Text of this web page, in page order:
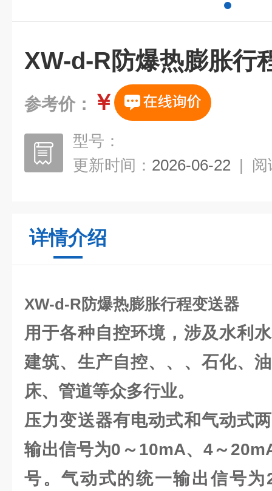
XW-d-R防爆热膨胀行
参考价： ￥
型号：
更新时间： 2026-06-22 | 阅
详情介绍
XW-d-R防爆热膨胀行程变送器
用于各种自控环境，涉及水利
建筑、生产自控、、、石化、
床、管道等众多行业。
压力变送器有电动式和气动式
输出信号为0～10mA、4～
号。气动式的统一输出信号为